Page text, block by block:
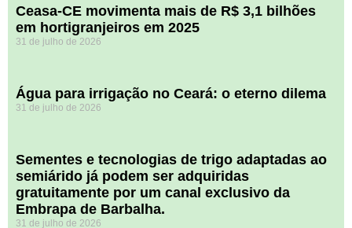
Ceasa-CE movimenta mais de R$ 3,1 bilhões
em hortigranjeiros em 2025
31 de julho de 2026
Água para irrigação no Ceará: o eterno dilema
31 de julho de 2026
Sementes e tecnologias de trigo adaptadas ao
semiárido já podem ser adquiridas
gratuitamente por um canal exclusivo da
Embrapa de Barbalha.
31 de julho de 2026